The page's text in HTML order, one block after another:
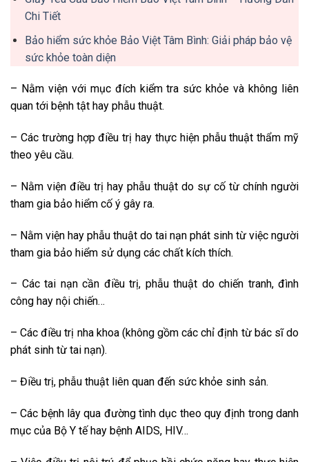
Chi Tiết
Bảo hiểm sức khỏe Bảo Việt Tâm Bình: Giải pháp bảo vệ
sức khỏe toàn diện
– Nằm viện với mục đích kiểm tra sức khỏe và không liên
quan tới bệnh tật hay phẫu thuật.
– Các trường hợp điều trị hay thực hiện phẫu thuật thẩm mỹ
theo yêu cầu.
– Nằm viện điều trị hay phẫu thuật do sự cố từ chính người
tham gia bảo hiểm cố ý gây ra.
– Nằm viện hay phẫu thuật do tai nạn phát sinh từ việc người
tham gia bảo hiểm sử dụng các chất kích thích.
– Các tai nạn cần điều trị, phẫu thuật do chiến tranh, đình
công hay nội chiến…
– Các điều trị nha khoa (không gồm các chỉ định từ bác sĩ do
phát sinh từ tai nạn).
– Điều trị, phẫu thuật liên quan đến sức khỏe sinh sản.
– Các bệnh lây qua đường tình dục theo quy định trong danh
mục của Bộ Y tế hay bệnh AIDS, HIV…